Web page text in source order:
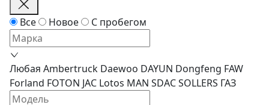
Все Новое С пробегом
Любая Ambertruck Daewoo DAYUN Dongfeng FAW
Forland FOTON JAC Lotos MAN SDACSOLLERS ГАЗ